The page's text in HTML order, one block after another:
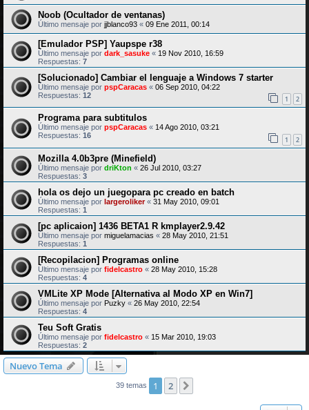
Noob (Ocultador de ventanas)
Último mensaje por jjblanco93 « 09 Ene 2011, 00:14
[Emulador PSP] Yaupspe r38
Último mensaje por dark_sasuke « 19 Nov 2010, 16:59
Respuestas: 7
[Solucionado] Cambiar el lenguaje a Windows 7 starter
Último mensaje por pspCaracas « 06 Sep 2010, 04:22
Respuestas: 12 1 2
Programa para subtitulos
Último mensaje por pspCaracas « 14 Ago 2010, 03:21
Respuestas: 16 1 2
Mozilla 4.0b3pre (Minefield)
Último mensaje por driKton « 26 Jul 2010, 03:27
Respuestas: 3
hola os dejo un juegopara pc creado en batch
Último mensaje por largeroliker« 31 May 2010, 09:01
Respuestas: 1
[pc aplicaion] 1436 BETA1 R kmplayer2.9.42
Último mensaje por miguelamacias « 28 May 2010, 21:51
Respuestas: 1
[Recopilacion] Programas online
Último mensaje por fidelcastro « 28 May 2010, 15:28
Respuestas: 4
VMLite XP Mode [Alternativa al Modo XP en Win7]
Último mensaje por Puzky « 26 May 2010, 22:54
Respuestas: 4
Teu Soft Gratis
Último mensaje por fidelcastro « 15 Mar 2010, 19:03
Respuestas: 2
Nuevo Tema
39 temas 1 2